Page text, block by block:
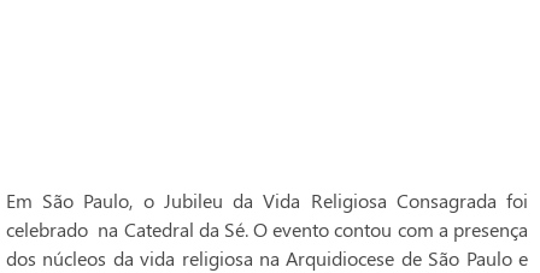
Em São Paulo, o Jubileu da Vida Religiosa Consagrada foi
celebrado na Catedral da Sé. O evento contou com a presença
dos núcleos da vida religiosa na Arquidiocese de São Paulo e